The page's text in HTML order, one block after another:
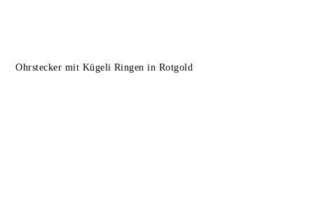
Ohrstecker mit Kügeli Ringen in Rotgold